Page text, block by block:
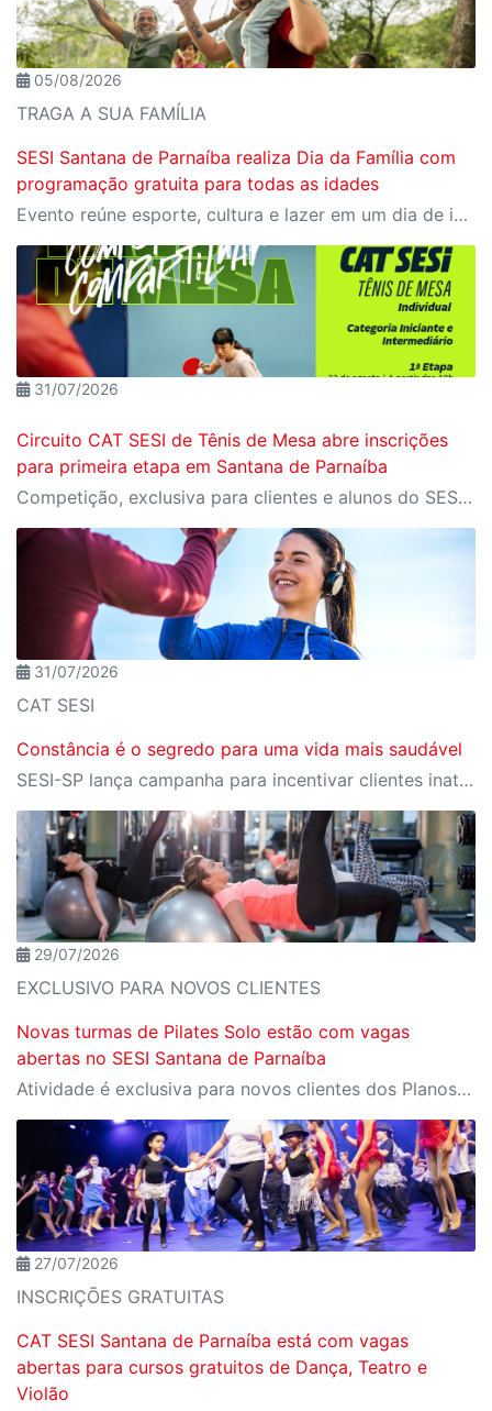
05/08/2026
TRAGA A SUA FAMÍLIA
SESI Santana de Parnaíba realiza Dia da Família com
programação gratuita para todas as idades
Evento reúne esporte, cultura e lazer em um dia de integração para toda a comunidade; participação é gratuita mediante reserva de ingresso
31/07/2026
Circuito CAT SESI de Tênis de Mesa abre inscrições
para primeira etapa em Santana de Parnaíba
Competição, exclusiva para clientes e alunos do SESI a partir de 12 anos, será disputada em três etapas e reunirá atletas das categorias Iniciante e Intermediário
31/07/2026
CAT SESI
Constância é o segredo para uma vida mais saudável
SESI-SP lança campanha para incentivar clientes inativos a retomarem a prática de atividades físicas, esporte e lazer com benefícios exclusivos
29/07/2026
EXCLUSIVO PARA NOVOS CLIENTES
Novas turmas de Pilates Solo estão com vagas
abertas no SESI Santana de Parnaíba
Atividade é exclusiva para novos clientes dos Planos Modalidades e Plus e oferece mais saúde, qualidade de vida e bem-estar para todas as idades
27/07/2026
INSCRIÇÕES GRATUITAS
CAT SESI Santana de Parnaíba está com vagas
abertas para cursos gratuitos de Dança, Teatro e
Violão